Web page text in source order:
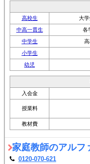
高校生
大
中高一貫生
各
中学生
小学生
幼児
入会金
授業料
教材費
家庭教師のアルフ
0120-070-621